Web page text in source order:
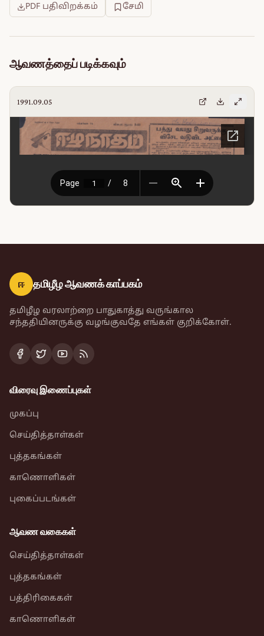
PDF பதிவிறக்கம்
சேமி
ஆவணத்தைப் படிக்கவும்
1991.09.05
ஈ தமிழீழ ஆவணக் காப்பகம்
தமிழீழ வரலாற்றை பாதுகாத்து வருங்கால
சந்ததியினருக்கு வழங்குவதே எங்கள் குறிக்கோள்.
விரைவு இணைப்புகள்
முகப்பு
செய்தித்தாள்கள்
புத்தகங்கள்
காணொளிகள்
புகைப்படங்கள்
ஆவண வகைகள்
செய்தித்தாள்கள்
புத்தகங்கள்
பத்திரிகைகள்
காணொளிகள்